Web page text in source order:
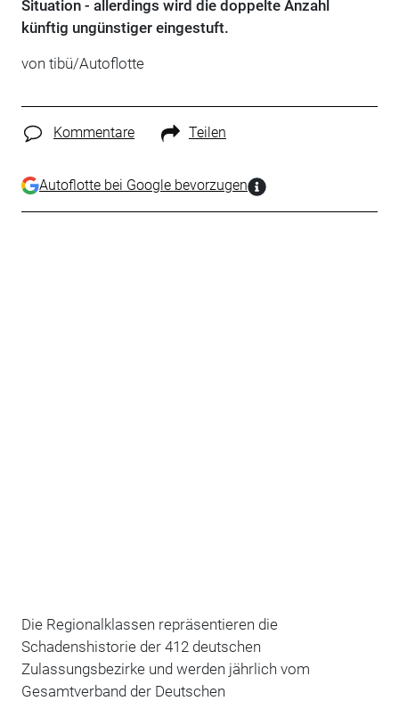
Situation - allerdings wird die doppelte Anzahl
künftig ungünstiger eingestuft.
von tibü/Autoflotte
Kommentare Teilen
Autoflotte bei Google bevorzugen
Die Regionalklassen repräsentieren die
Schadenshistorie der 412 deutschen
Zulassungsbezirke und werden jährlich vom
Gesamtverband der Deutschen